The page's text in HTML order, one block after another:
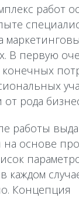
работ
В первую
рода
работы
на основе
каждом
Концепция